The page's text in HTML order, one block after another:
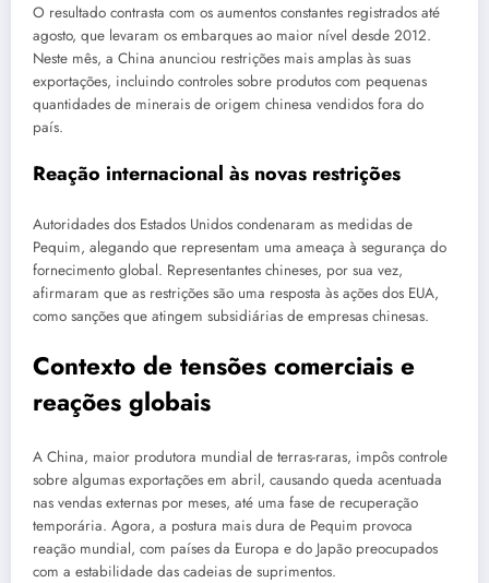
O resultado contrasta com os aumentos constantes registrados até
agosto, que levaram os embarques ao maior nível desde 2012.
Neste mês, a China anunciou restrições mais amplas às suas
exportações, incluindo controles sobre produtos com pequenas
quantidades de minerais de origem chinesa vendidos fora do
país.
Reação internacional às novas restrições
Autoridades dos Estados Unidos condenaram as medidas de
Pequim, alegando que representam uma ameaça à segurança do
fornecimento global. Representantes chineses, por sua vez,
afirmaram que as restrições são uma resposta às ações dos EUA,
como sanções que atingem subsidiárias de empresas chinesas.
Contexto de tensões comerciais e
reações globais
A China, maior produtora mundial de terras-raras, impôs controle
sobre algumas exportações em abril, causando queda acentuada
nas vendas externas por meses, até uma fase de recuperação
temporária. Agora, a postura mais dura de Pequim provoca
reação mundial, com países da Europa e do Japão preocupados
com a estabilidade das cadeias de suprimentos.